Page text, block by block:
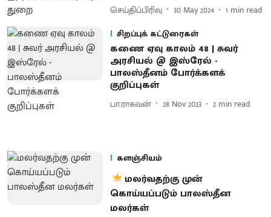
செய்திப்பிரிவு 30 May 2024 1 min read
சிறப்புக் கட்டுரைகள்
கணை ஏவு காலம் 48 | சுவர்
அரசியல் @ இஸ்ரேல் -
பாலஸ்தீனம் போர்க்களக்
குறிப்புகள்
பா.ராகவன் 28 Nov 2023 2 min read
களஞ்சியம்
மலர்வதற்கு முன்
கொய்யப்படும் பாலஸ்தீன
மலர்கள்